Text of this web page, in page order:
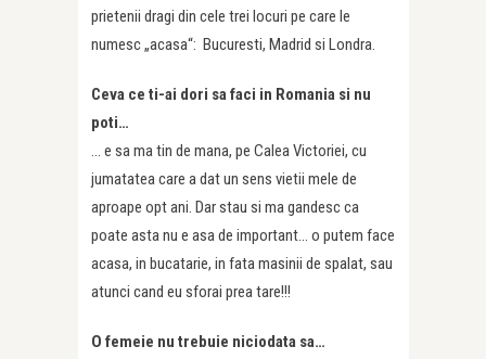
prietenii dragi din cele trei locuri pe care le
numesc „acasa“: Bucuresti, Madrid si Londra.
Ceva ce ti-ai dori sa faci in Romania si nu
poti…
… e sa ma tin de mana, pe Calea Victoriei, cu
jumatatea care a dat un sens vietii mele de
aproape opt ani. Dar stau si ma gandesc ca
poate asta nu e asa de important… o putem face
acasa, in bucatarie, in fata masinii de spalat, sau
atunci cand eu sforai prea tare!!!
O femeie nu trebuie niciodata sa…